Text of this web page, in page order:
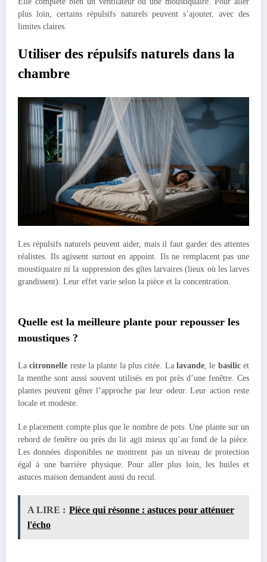
plus loin, certains répulsifs naturels peuvent s’ajouter, avec des
limites claires.
Utiliser des répulsifs naturels dans la
chambre
Les répulsifs naturels peuvent aider, mais il faut garder des attentes
réalistes. Ils agissent surtout en appoint. Ils ne remplacent pas une
moustiquaire ni la suppression des gîtes larvaires (lieux où les larves
grandissent). Leur effet varie selon la pièce et la concentration.
Quelle est la meilleure plante pour repousser les
moustiques ?
Lacitronnelle reste la plante la plus citée. Lalavande, le basilicet
la menthe sont aussi souvent utilisés en pot près d’une fenêtre. Ces
plantes peuvent gêner l’approche par leur odeur. Leur action reste
locale et modeste.
Le placement compte plus que le nombre de pots. Une plante sur un
rebord de fenêtre ou près du lit agit mieux qu’au fond de la pièce.
Les données disponibles ne montrent pas un niveau de protection
égal à une barrière physique. Pour aller plus loin, les huiles et
astuces maison demandent aussi du recul.
A LIRE : Pièce qui résonne : astuces pour atténuer
l'écho